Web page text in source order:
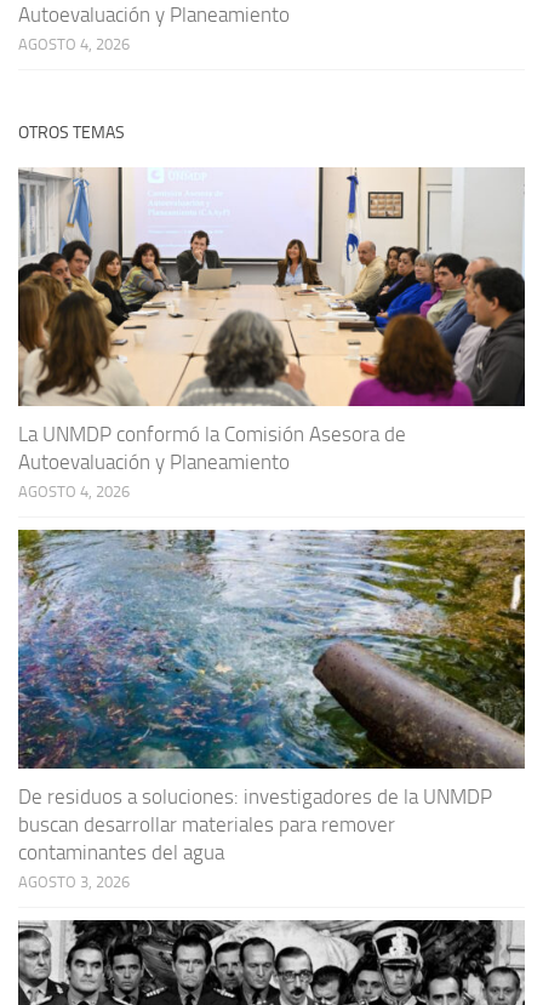
Autoevaluación y Planeamiento
AGOSTO 4, 2026
OTROS TEMAS
La UNMDP conformó la Comisión Asesora de
Autoevaluación y Planeamiento
AGOSTO 4, 2026
De residuos a soluciones: investigadores de la UNMDP
buscan desarrollar materiales para remover
contaminantes del agua
AGOSTO 3, 2026